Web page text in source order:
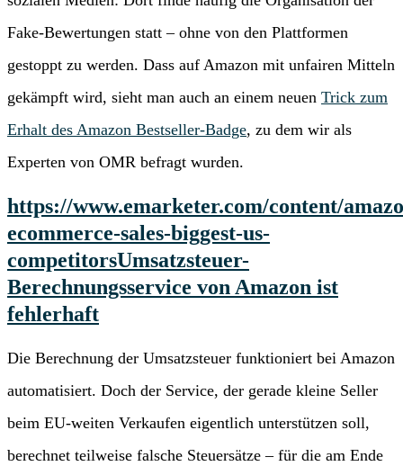
Fake-Bewertungen statt – ohne von den Plattformen
gestoppt zu werden. Dass auf Amazon mit unfairen Mitteln
gekämpft wird, sieht man auch an einem neuen Trick zum
Erhalt des Amazon Bestseller-Badge, zu dem wir als
Experten von OMR befragt wurden.
https://www.emarketer.com/content/
ecommerce-sales-biggest-us-
competitorsUmsatzsteuer-
Berechnungsservice von Amazon ist
fehlerhaft
Die Berechnung der Umsatzsteuer funktioniert bei Amazon
automatisiert. Doch der Service, der gerade kleine Seller
beim EU-weiten Verkaufen eigentlich unterstützen soll,
berechnet teilweise falsche Steuersätze – für die am Ende